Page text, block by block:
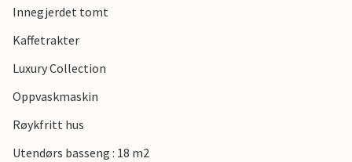
og den unike atmosfæren i regionen.
under 30 år eller utdrikningslag. Bestillinger av slike grupper
vil bli avvist, selv ved ankomst eller under oppholdet, uten
Innegjerdet tomt
Kaffetrakter
Luxury Collection
Oppvaskmaskin
Røykfritt hus
Utendørs basseng : 18 m2